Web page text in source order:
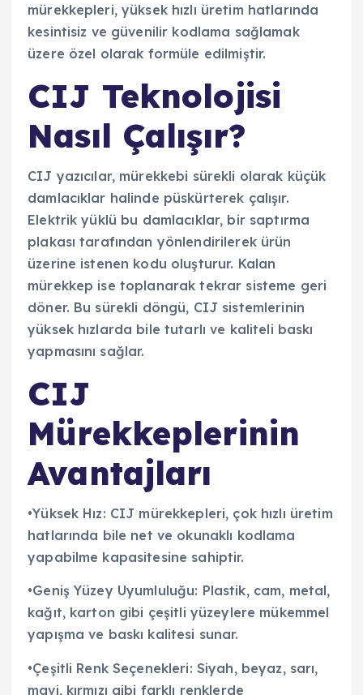
mürekkepleri, yüksek hızlı üretim hatlarında
kesintisiz ve güvenilir kodlama sağlamak
üzere özel olarak formüle edilmiştir.
CIJ Teknolojisi
Nasıl Çalışır?
CIJ yazıcılar, mürekkebi sürekli olarak küçük
damlacıklar halinde püskürterek çalışır.
Elektrik yüklü bu damlacıklar, bir saptırma
plakası tarafından yönlendirilerek ürün
üzerine istenen kodu oluşturur. Kalan
mürekkep ise toplanarak tekrar sisteme geri
döner. Bu sürekli döngü, CIJ sistemlerinin
yüksek hızlarda bile tutarlı ve kaliteli baskı
yapmasını sağlar.
CIJ
Mürekkeplerinin
Avantajları
•Yüksek Hız: CIJ mürekkepleri, çok hızlı üretim
hatlarında bile net ve okunaklı kodlama
yapabilme kapasitesine sahiptir.
•Geniş Yüzey Uyumluluğu: Plastik, cam, metal,
kağıt, karton gibi çeşitli yüzeylere mükemmel
yapışma ve baskı kalitesi sunar.
•Çeşitli Renk Seçenekleri: Siyah, beyaz, sarı,
mavi, kırmızı gibi farklı renklerde